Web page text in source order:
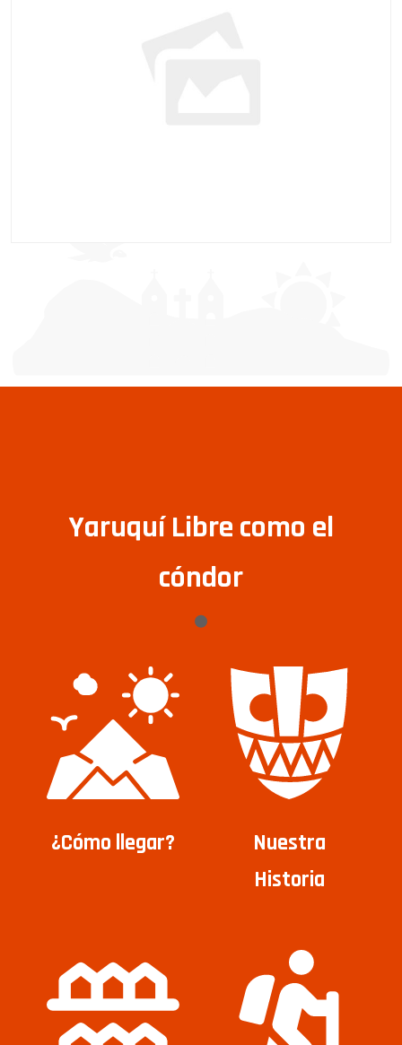
Yaruquí Libre como el
cóndor
¿Cómo llegar?
Nuestra
Historia